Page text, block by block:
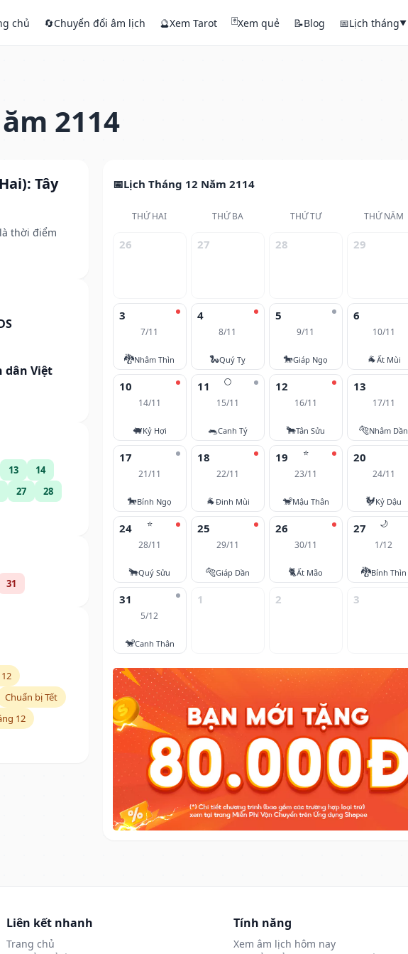
chủ 🔄Chuyển đổi âm lịch 🔮Xem Tarot 🃏Xem quẻ 📝Blog 📅Lịch tháng▼
2114
Tây
thời điểm
dân Việt
13
14
27
28
31
Chuẩn bị Tết
12
Lịch Tháng 12 Năm 2114
THỨ HAI THỨ BA THỨ TƯ THỨ NĂM
26 27 28 29
3
7/11
🐉Nhâm Thìn
4
8/11
🐍Quý Tỵ
5
9/11
🐎Giáp Ngọ
6
10/11
🐐Ất Mùi
10
14/11
🐖Kỷ Hợi
🌕
11
15/11
🐀Canh Tý
12
16/11
🐂Tân Sửu
13
17/11
🐅Nhâm Dần
17
21/11
🐎Bính Ngọ
18
22/11
🐐Đinh Mùi
⭐
19
23/11
🐒Mậu Thân
20
24/11
🐓Kỷ Dậu
⭐
24
28/11
🐂Quý Sửu
25
29/11
🐅Giáp Dần
26
30/11
🐈Ất Mão
🌙
27
1/12
🐉Bính Thìn
31
5/12
🐒Canh Thân
1 2 3
Liên kết nhanh
Trang chủ
Tính năng
Xem âm lịch hôm nay